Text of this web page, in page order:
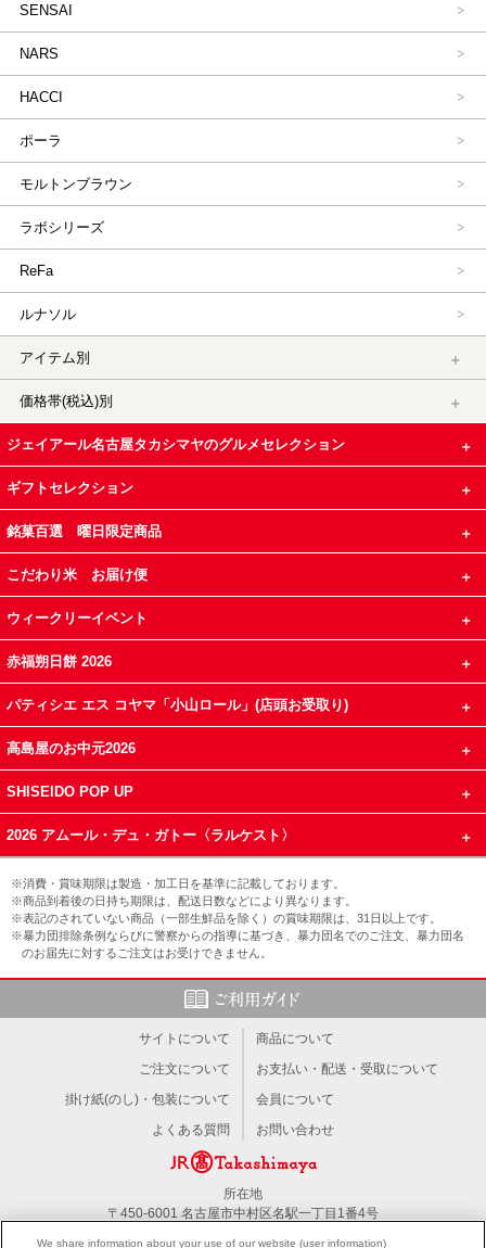
SENSAI
NARS
HACCI
ポーラ
モルトンブラウン
ラボシリーズ
ReFa
ルナソル
アイテム別
価格帯(税込)別
ジェイアール名古屋タカシマヤのグルメセレクション
ギフトセレクション
銘菓百選 曜日限定商品
こだわり米 お届け便
ウィークリーイベント
赤福朔日餅 2026
パティシエ エス コヤマ「小山ロール」(店頭お受取り)
高島屋のお中元2026
SHISEIDO POP UP
2026 アムール・デュ・ガトー〈ラルケスト〉
※消費・賞味期限は製造・加工日を基準に記載しております。
※商品到着後の日持ち期限は、配送日数などにより異なります。
※表記のされていない商品（一部生鮮品を除く）の賞味期限は、31日以上です。
※暴力団排除条例ならびに警察からの指導に基づき、暴力団名でのご注文、暴力団名
のお届先に対するご注文はお受けできません。
サイトについて
商品について
ご注文について
お支払い・配送・受取について
掛け紙(のし)・包装について
会員について
よくある質問
お問い合わせ
所在地
〒450-6001 名古屋市中村区名駅一丁目1番4号
We share information about your use of our website (user information)